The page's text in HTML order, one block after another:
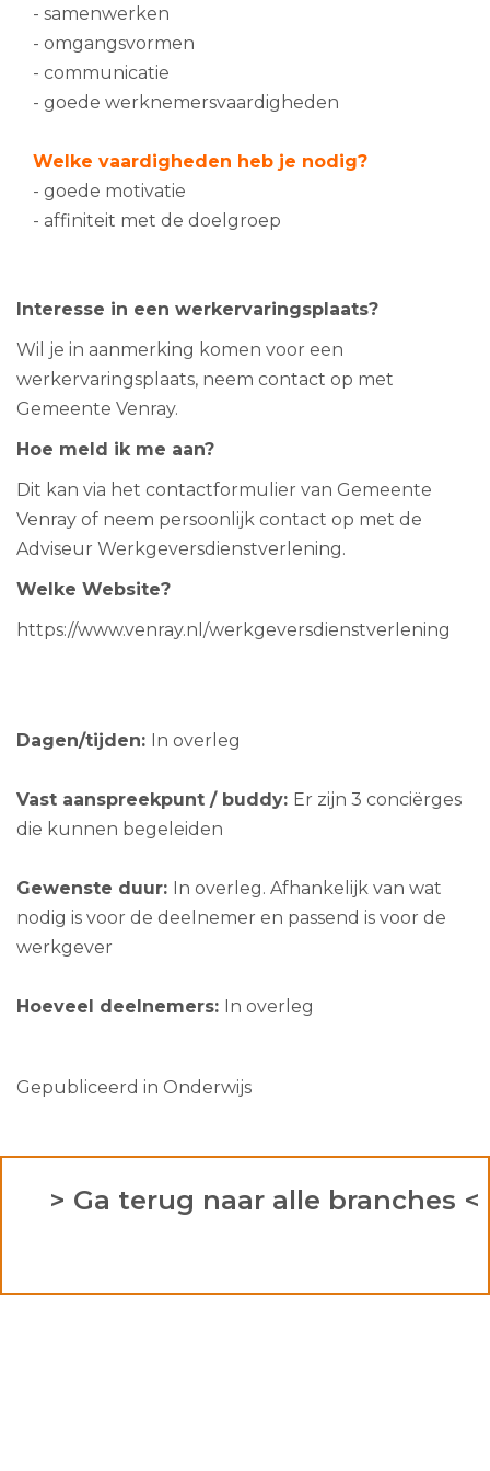
- samenwerken
- omgangsvormen
- communicatie
- goede werknemersvaardigheden
Welke vaardigheden heb je nodig?
- goede motivatie
- affiniteit met de doelgroep
Interesse in een werkervaringsplaats?
Wil je in aanmerking komen voor een
werkervaringsplaats, neem contact op met
Gemeente Venray.
Hoe meld ik me aan?
Dit kan via het contactformulier van Gemeente
Venray of neem persoonlijk contact op met de
Adviseur Werkgeversdienstverlening.
Welke Website?
https://www.venray.nl/werkgeversdienstverlening
Dagen/tijden: In overleg
Vast aanspreekpunt / buddy: Er zijn 3 conciërges
die kunnen begeleiden
Gewenste duur: In overleg. Afhankelijk van wat
nodig is voor de deelnemer en passend is voor de
werkgever
Hoeveel deelnemers: In overleg
Gepubliceerd in Onderwijs
> Ga terug naar alle branches <